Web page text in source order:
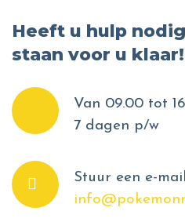
Heeft u hulp
staan voor u klaar!
Van 09.00 tot
7 dagen p/w
Stuur een e-mail